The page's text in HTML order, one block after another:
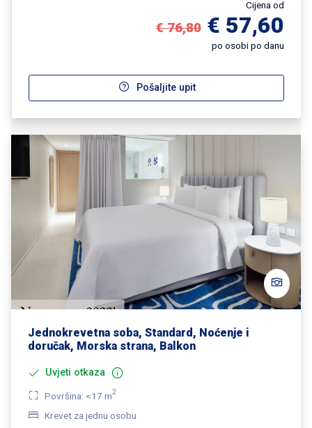
Cijena od
€ 76,80 € 57,60
po osobi po danu
Pošaljite upit
Jednokrevetna soba, Standard, Noćenje i
doručak, Morska strana, Balkon
Uvjeti otkaza
Površina: <17 m2
Krevet za jednu osobu